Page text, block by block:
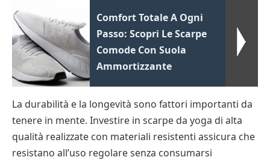
Comfort Totale A Ogni
Passo: Scopri Le Scarpe
Comode Con Suola
Ammortizzante
La durabilità e la longevità sono fattori importanti da
tenere in mente. Investire in scarpe da yoga di alta
qualità realizzate con materiali resistenti assicura che
resistano all’uso regolare senza consumarsi